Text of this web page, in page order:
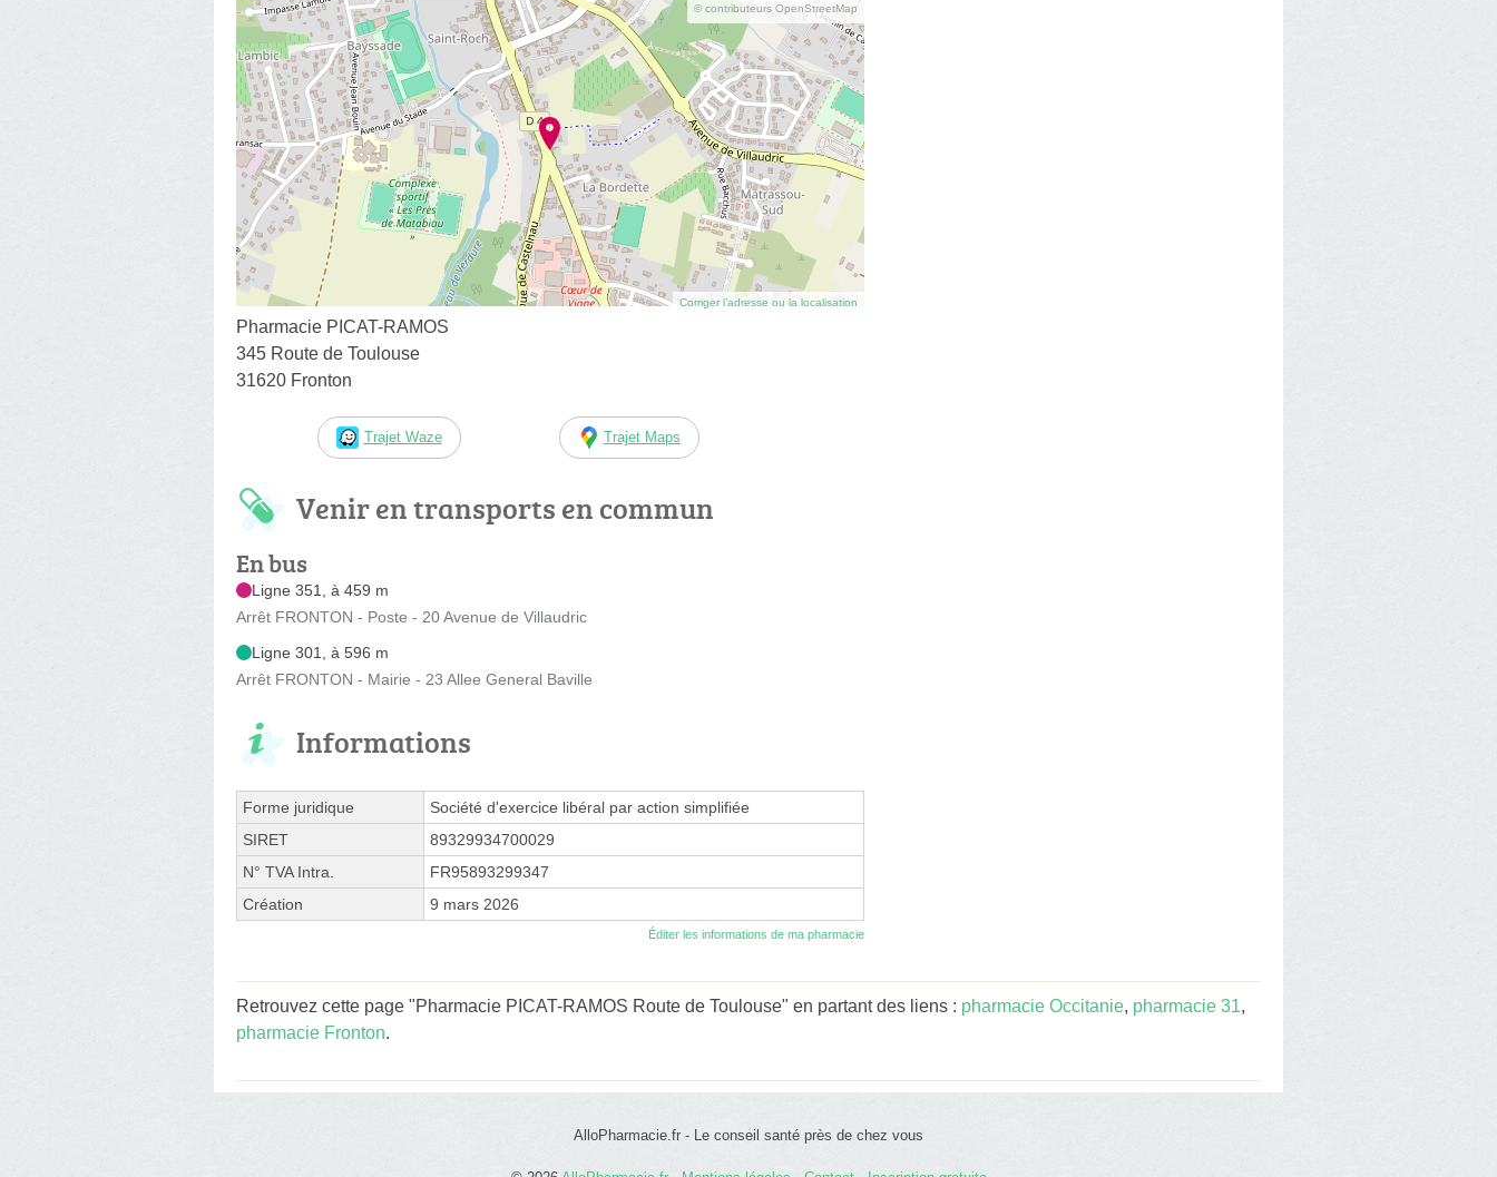
© contributeurs OpenStreetMap
Corriger l’adresse ou la localisation
Pharmacie PICAT-RAMOS
345 Route de Toulouse
31620 Fronton
Trajet Waze Trajet Maps
Venir en transports en commun
En bus
Ligne 351, à 459 m
Arrêt FRONTON - Poste - 20 Avenue de Villaudric
Ligne 301, à 596 m
Arrêt FRONTON - Mairie - 23 Allee General Baville
Informations
Forme juridique
Société d'exercice libéral par action simplifiée
SIRET
89329934700029
N° TVA Intra.
FR95893299347
Création
9 mars 2026
Éditer les informations de ma pharmacie
Retrouvez cette page "Pharmacie PICAT-RAMOS Route de Toulouse" en partant des liens : pharmacie Occitanie, pharmacie 31,
pharmacie Fronton.
AlloPharmacie.fr - Le conseil santé près de chez vous